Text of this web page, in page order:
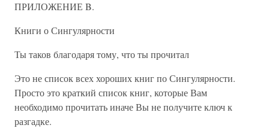
ПРИЛОЖЕНИЕ B.
Книги о Сингулярности
Ты таков благодаря тому, что ты прочитал
Это не список всех хороших книг по Сингулярности.
Просто это краткий список книг, которые Вам
необходимо прочитать иначе Вы не получите ключ к
разгадке.